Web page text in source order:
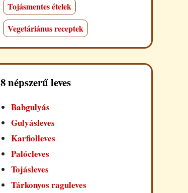
Tojásmentes ételek
Vegetáriánus receptek
8 népszerű leves
Babgulyás
Gulyásleves
Karfiolleves
Palócleves
Tojásleves
Tárkonyos raguleves